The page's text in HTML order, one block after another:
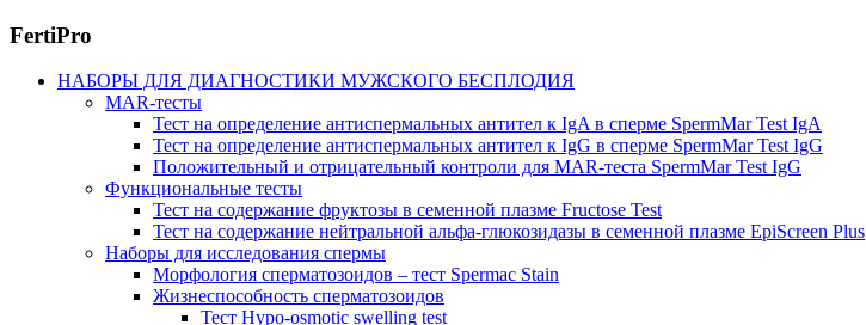
FertiPro
НАБОРЫ ДЛЯ ДИАГНОСТИКИ МУЖСКОГО БЕСПЛОДИЯ
MAR-тесты
Тест на определение антиспермальных антител к IgA в сперме SpermMar Test IgA
Тест на определение антиспермальных антител к IgG в сперме SpermMar Test IgG
Положительный и отрицательный контроли для MAR-теста SpermMar Test IgG
Функциональные тесты
Тест на содержание фруктозы в семенной плазме Fructose Test
Тест на содержание нейтральной альфа-глюкозидазы в семенной плазме EpiScreen Plus
Наборы для исследования спермы
Морфология сперматозоидов – тест Spermac Stain
Жизнеспособность сперматозоидов
Тест Hypo-osmotic swelling test